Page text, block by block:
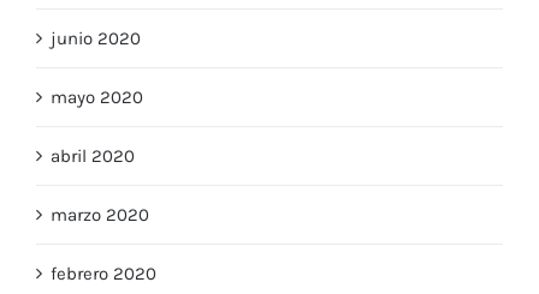
junio 2020
mayo 2020
abril 2020
marzo 2020
febrero 2020